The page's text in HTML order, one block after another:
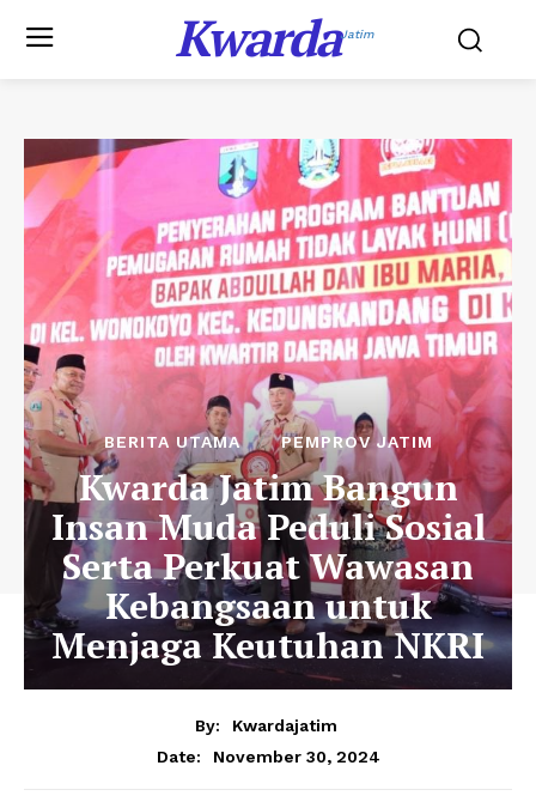
KwardaJatim
BERITA UTAMA PEMPROV JATIM
Kwarda Jatim Bangun
Insan Muda Peduli Sosial
Serta Perkuat Wawasan
Kebangsaan untuk
Menjaga Keutuhan NKRI
By:
Kwardajatim
Date:
November 30, 2024